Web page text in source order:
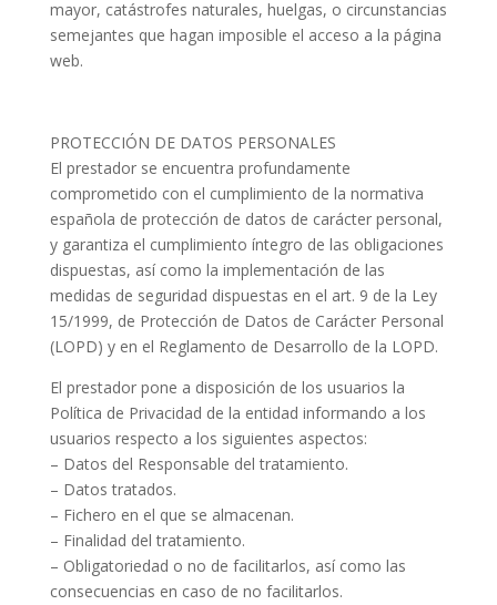
mayor, catástrofes naturales, huelgas, o circunstancias
semejantes que hagan imposible el acceso a la página
web.
PROTECCIÓN DE DATOS PERSONALES
El prestador se encuentra profundamente
comprometido con el cumplimiento de la normativa
española de protección de datos de carácter personal,
y garantiza el cumplimiento íntegro de las obligaciones
dispuestas, así como la implementación de las
medidas de seguridad dispuestas en el art. 9 de la Ley
15/1999, de Protección de Datos de Carácter Personal
(LOPD) y en el Reglamento de Desarrollo de la LOPD.
El prestador pone a disposición de los usuarios la
Política de Privacidad de la entidad informando a los
usuarios respecto a los siguientes aspectos:
– Datos del Responsable del tratamiento.
– Datos tratados.
– Fichero en el que se almacenan.
– Finalidad del tratamiento.
– Obligatoriedad o no de facilitarlos, así como las
consecuencias en caso de no facilitarlos.